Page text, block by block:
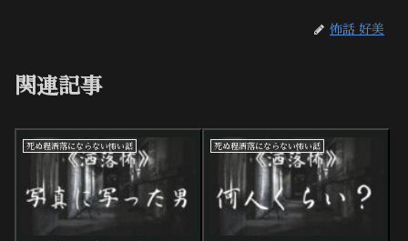
怖話 好美
関連記事
死ぬ程洒落にならない怖い話 死ぬ程洒落にならない怖い話